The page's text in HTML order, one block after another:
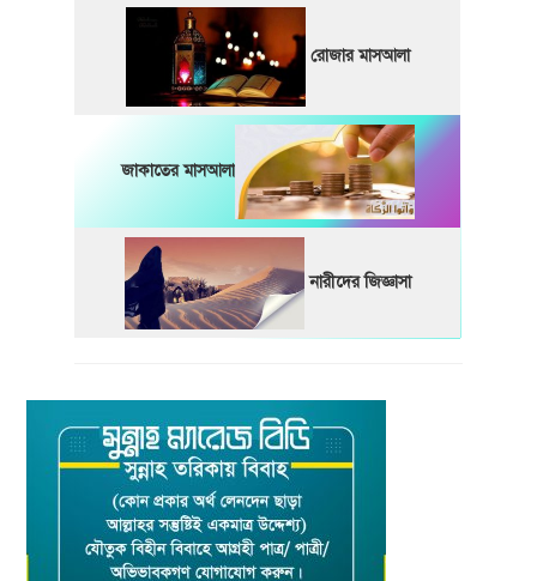
রোজার মাসআলা
জাকাতের মাসআলা
নারীদের জিজ্ঞাসা